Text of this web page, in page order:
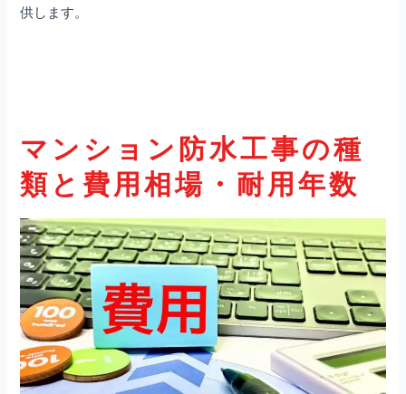
供します。
マンション防水工事の種
類と費用相場・耐用年数